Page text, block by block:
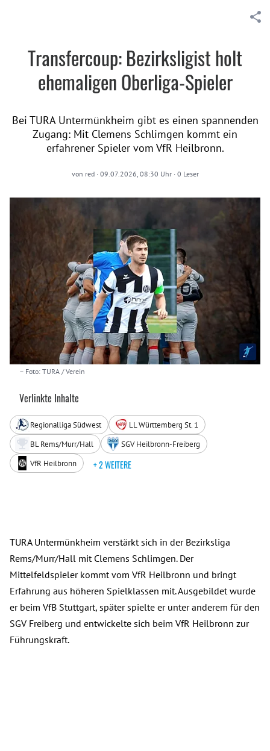
Transfercoup: Bezirksligist holt
ehemaligen Oberliga-Spieler
Bei TURA Untermünkheim gibt es einen spannenden
Zugang: Mit Clemens Schlimgen kommt ein
erfahrener Spieler vom VfR Heilbronn.
von red· 09.07.2026, 08:30 Uhr· 0 Leser
– Foto: TURA / Verein
Verlinkte Inhalte
Regionalliga Südwest
LL Württemberg St. 1
BL Rems/Murr/Hall
SGV Heilbronn-Freiberg
VfR Heilbronn
+ 2 WEITERE
TURA Untermünkheim verstärkt sich in der Bezirksliga
Rems/Murr/Hall mit Clemens Schlimgen. Der
Mittelfeldspieler kommt vom VfR Heilbronn und bringt
Erfahrung aus höheren Spielklassen mit. Ausgebildet wurde
er beim VfB Stuttgart, später spielte er unter anderem für den
SGV Freiberg und entwickelte sich beim VfR Heilbronn zur
Führungskraft.